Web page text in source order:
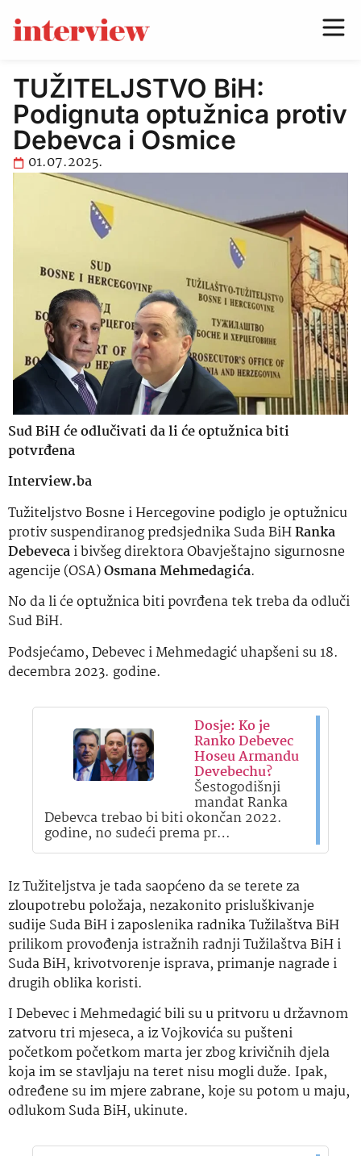
TUŽITELJSTVO BiH:
Podignuta optužnica protiv
Debevca i Osmice
01.07.2025.
Sud BiH će odlučivati da li će optužnica biti
potvrđena
Interview.ba
Tužiteljstvo Bosne i Hercegovine podiglo je optužnicu
protiv suspendiranog predsjednika Suda BiHRanka
Debevecai bivšeg direktora Obavještajno sigurnosne
agencije (OSA)Osmana Mehmedagića.
No da li će optužnica biti povrđena tek treba da odluči
Sud BiH.
Podsjećamo, Debevec i Mehmedagić uhapšeni su 18.
decembra 2023. godine.
Dosje: Ko je
Ranko Debevec
Hoseu Armandu
Devebechu?
Šestogodišnji
mandat Ranka
Debevca trebao bi biti okončan 2022.
godine, no sudeći prema pr…
Iz Tužiteljstva je tada saopćeno da se terete za
zloupotrebu položaja, nezakonito prisluškivanje
sudije Suda BiH i zaposlenika radnika Tužilaštva BiH
prilikom provođenja istražnih radnji Tužilaštva BiH i
Suda BiH, krivotvorenje isprava, primanje nagrade i
drugih oblika koristi.
I Debevec i Mehmedagić bili su u pritvoru u državnom
zatvoru tri mjeseca, a iz Vojkovića su pušteni
početkom početkom marta jer zbog krivičnih djela
koja im se stavljaju na teret nisu mogli duže. Ipak,
određene su im mjere zabrane, koje su potom u maju,
odlukom Suda BiH, ukinute.